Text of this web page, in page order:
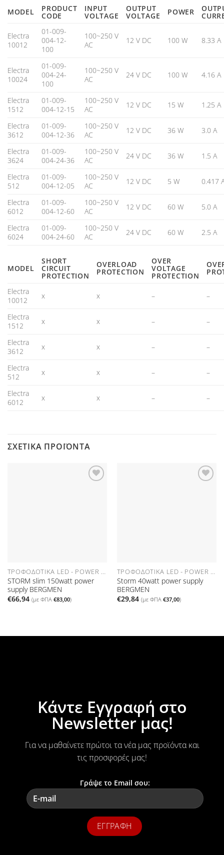
MODEL PRODUCT
CODE
INPUT
VOLTAGE
OUTPUT
VOLTAGE POWER
Electra
10012
01-009-
004-12-
100
100~250 V
AC
12 V DC 100 W 8.33 A
Electra
10024
01-009-
004-24-
100
100~250 V
AC
24 V DC 100 W 4.16 A
Electra
1512
01-009-
004-12-15
100~250 V
AC
12 V DC 15 W 1.25 A
Electra
3612
01-009-
004-12-36
100~250 V
AC
12 V DC 36 W 3.0 A
Electra
3624
01-009-
004-24-36
100~250 V
AC
24 V DC 36 W 1.5 A
Electra
512
01-009-
004-12-05
100~250 V
AC
12 V DC 5 W 0.417
Electra
6012
01-009-
004-12-60
100~250 V
AC
12 V DC 60 W 5.0 A
Electra
6024
01-009-
004-24-60
100~250 V
AC
24 V DC 60 W 2.5 A
MODEL
SHORT
CIRCUIT
PROTECTION
OVERLOAD
PROTECTION
OVER
VOLTAGE
PROTECTION
Electra
10012
x x – –
Electra
1512
x x – –
Electra
3612
x x – –
Electra
512
x x – –
Electra
6012
x x – –
ΣΧΕΤΙΚΆ ΠΡΟΪΌΝΤΑ
ΤΡΟΦΟΔΟΤΙΚΆ LED - POWER SUPPLIES
STORM slim 150watt power
supply BERGMEN
€66,94 (με ΦΠΑ €83,00)
ΤΡΟΦΟΔΟΤΙΚΆ LED - POWER SUPPLIES
Storm 40watt power supply
BERGMEN
€29,84 (με ΦΠΑ €37,00)
Κάντε Εγγραφή στο
Newsletter μας!
Για να μαθαίνετε πρώτοι τα νέα μας προϊόντα και
τις προσφορές μας!
Γράψε το Email σου: